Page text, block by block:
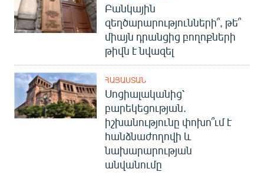
Բանկային
զեղծարարությունների՞, թե՞
միայն դրանցից բողոքների
թիվն է նվազել
ՀԱՅԱՍՏԱՆ
Սոցիալականից՝
բարեկեցության.
իշխանությունը փոխո՞ւմ է
հանձնաժողովի և
նախարարության
անվանումը